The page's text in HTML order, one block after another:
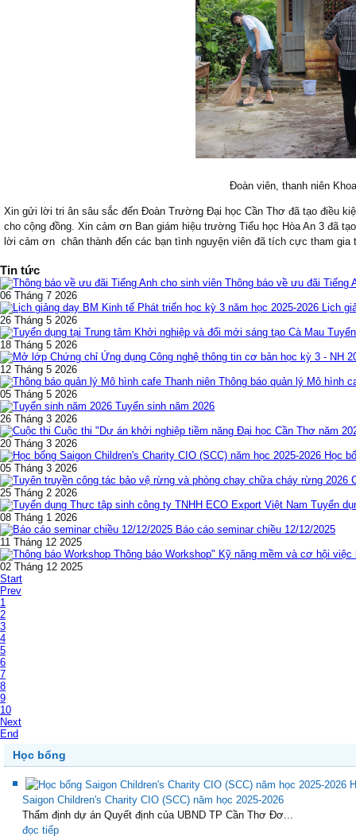
Đoàn viên, thanh niên
Xin gửi lời tri ân sâu sắc đến Đoàn Trường Đại học Cần Thơ đã tạo điều
cho cộng đồng. Xin cảm ơn Ban giám hiệu trường Tiểu học Hòa An 3 đã
lời cảm ơn chân thành đến các bạn tình nguyện viên đã tích cực tham gia
Tin tức
Thông báo về ưu đãi Tiếng
06 Tháng 7 2026
Lịch
26 Tháng 5 2026
18 Tháng 5 2026
12 Tháng 5 2026
Thông báo quản lý Mô hình
05 Tháng 5 2026
Tuyển sinh năm 2026
26 Tháng 3 2026
Cuộc thi "Dự án khởi nghiệp tiềm năng Đại học Cần Thơ năm
20 Tháng 3 2026
Học
05 Tháng 3 2026
25 Tháng 2 2026
Tuyển
08 Tháng 1 2026
Báo cáo seminar chiều 12/12/2025
11 Tháng 12 2025
Thông báo Workshop" Kỹ năng mềm và cơ hội việc
02 Tháng 12 2025
Start
Prev
1
2
3
4
5
6
7
8
9
10
Next
End
Học bổng
Saigon Children's Charity CIO (SCC) năm học 2025-2026
Thẩm định dự án Quyết định của UBND TP Cần Thơ Đơ...
đọc tiếp